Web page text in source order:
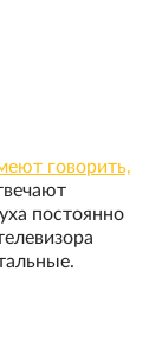
говорить,
постоянно